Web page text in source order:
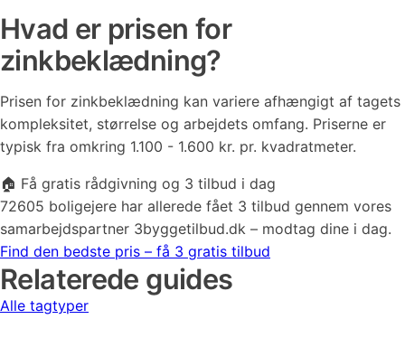
Hvad er prisen for
zinkbeklædning?
Prisen for zinkbeklædning kan variere afhængigt af tagets
kompleksitet, størrelse og arbejdets omfang. Priserne er
typisk fra omkring 1.100 - 1.600 kr. pr. kvadratmeter.
🏠 Få gratis rådgivning og 3 tilbud i dag
72605 boligejere har allerede fået 3 tilbud gennem vores
samarbejdspartner 3byggetilbud.dk – modtag dine i dag.
Find den bedste pris – få 3 gratis tilbud
Relaterede guides
Alle tagtyper